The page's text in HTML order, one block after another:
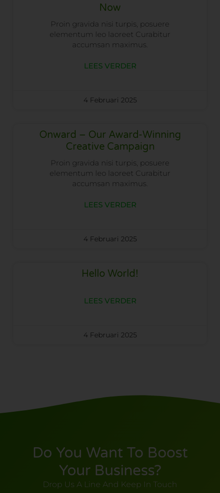
Now
Proin gravida nisi turpis, posuere
elementum leo laoreet Curabitur
accumsan maximus.
LEES VERDER
4 Februari 2025
Onward – Our Award-Winning
Creative Campaign
Proin gravida nisi turpis, posuere
elementum leo laoreet Curabitur
accumsan maximus.
LEES VERDER
4 Februari 2025
Hello World!
LEES VERDER
4 Februari 2025
Do You Want To Boost
Your Business?
Drop Us A Line And Keep In Touch